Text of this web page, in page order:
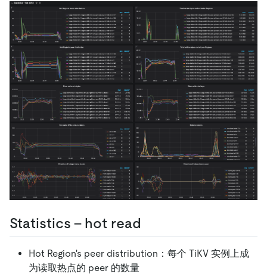
Statistics - hot read
Hot Region's peer distribution：每个 TiKV 实例上成
为读取热点的 peer 的数量